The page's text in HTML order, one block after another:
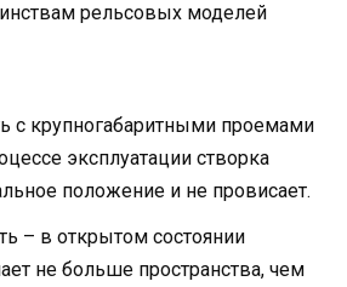
рельсовых моделей
с крупногабаритными проемами
эксплуатации створка
положение и не провисает.
– в открытом состоянии
не больше пространства, чем